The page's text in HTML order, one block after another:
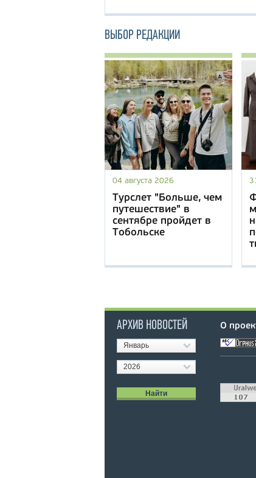
ВЫБОР РЕДАКЦИИ
04 августа 2026
Турслет "Больше, чем
путешествие" в
сентябре пройдет в
Тобольске
АРХИВ НОВОСТЕЙ
Январь
2026
О